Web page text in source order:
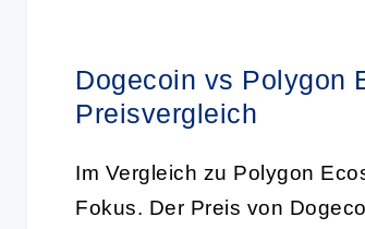
Dogecoin vs Polygon
Preisvergleich
Im Vergleich zu Polygon
Fokus. Der Preis von